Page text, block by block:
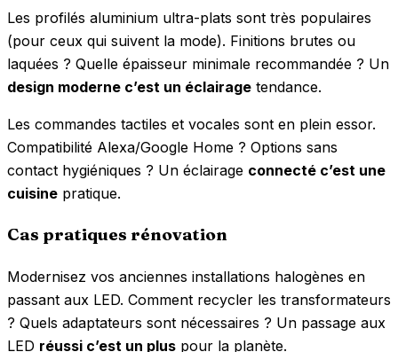
Les profilés aluminium ultra-plats sont très populaires
(pour ceux qui suivent la mode). Finitions brutes ou
laquées ? Quelle épaisseur minimale recommandée ? Un
design moderne c’est un éclairage tendance.
Les commandes tactiles et vocales sont en plein essor.
Compatibilité Alexa/Google Home ? Options sans
contact hygiéniques ? Un éclairage connecté c’est une
cuisine pratique.
Cas pratiques rénovation
Modernisez vos anciennes installations halogènes en
passant aux LED. Comment recycler les transformateurs
? Quels adaptateurs sont nécessaires ? Un passage aux
LED réussi c’est un plus pour la planète.